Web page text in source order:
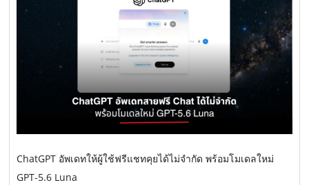
ChatGPT อัพเดทให้ผู้ใช้ฟรีแชทคุยได้ไม่จำกัด พร้อมโมเดลใหม่
GPT-5.6 Luna